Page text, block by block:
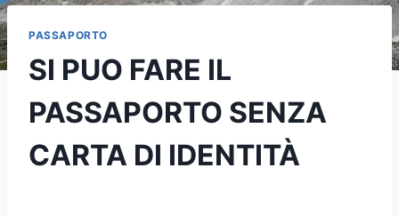
PASSAPORTO
SI PUO FARE IL
PASSAPORTO SENZA
CARTA DI IDENTITÀ